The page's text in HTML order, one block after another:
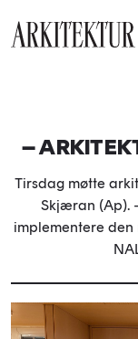
–
Tirsdag møtte
Skjæran (Ap).
implementere